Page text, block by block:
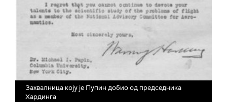
Захвалница коју је Пупин добио од председника
Хардинга